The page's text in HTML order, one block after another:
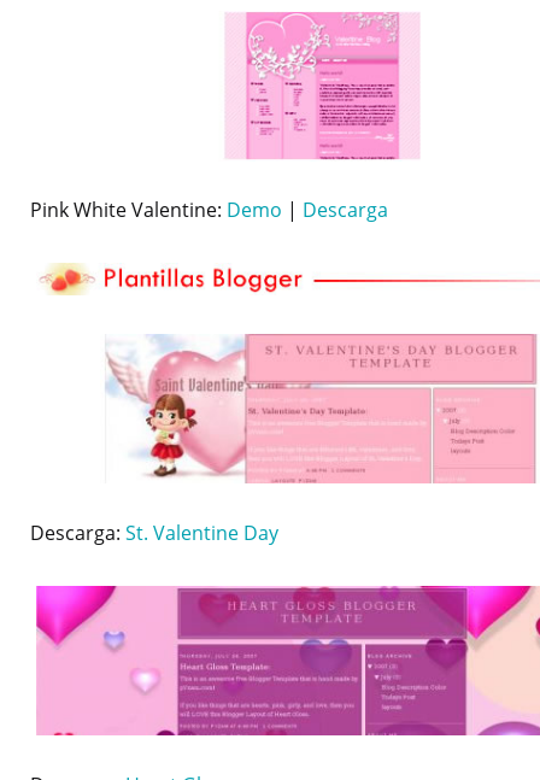
Pink White Valentine: Demo | Descarga
Descarga: St. Valentine Day